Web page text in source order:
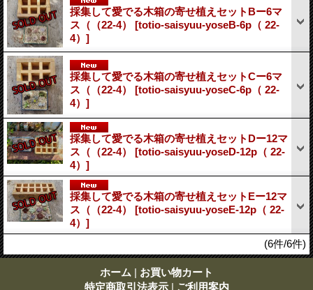
採集して愛でる木箱の寄せ植えセットBー6マ
ス（（22-4） [totio-saisyuu-yoseB-6p（ 22-
4）]
採集して愛でる木箱の寄せ植えセットCー6マ
ス（（22-4） [totio-saisyuu-yoseC-6p（ 22-
4）]
採集して愛でる木箱の寄せ植えセットDー12マ
ス（（22-4） [totio-saisyuu-yoseD-12p（ 22-
4）]
採集して愛でる木箱の寄せ植えセットEー12マ
ス（（22-4） [totio-saisyuu-yoseE-12p（ 22-
4）]
(6件/6件)
ホーム | お買い物カート
特定商取引法表示 | ご利用案内